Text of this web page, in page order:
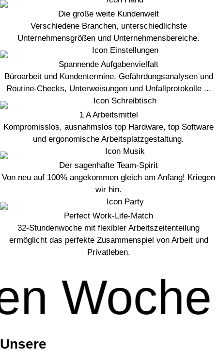
Die große weite Kundenwelt
Verschiedene Branchen, unterschiedlichste
Unternehmensgrößen und Unternehmensbereiche.
Spannende Aufgabenvielfalt
Büroarbeit und Kundentermine, Gefährdungsanalysen und
Routine-Checks, Unterweisungen und Unfallprotokolle ...
1 A Arbeitsmittel
Kompromisslos, ausnahmslos top Hardware, top Software
und ergonomische Arbeitsplatzgestaltung.
Der sagenhafte Team-Spirit
Von neu auf 100% angekommen gleich am Anfang! Kriegen
wir hin.
Perfect Work-Life-Match
32-Stundenwoche mit flexibler Arbeitszeitenteilung
ermöglicht das perfekte Zusammenspiel von Arbeit und
Privatleben.
Unsere